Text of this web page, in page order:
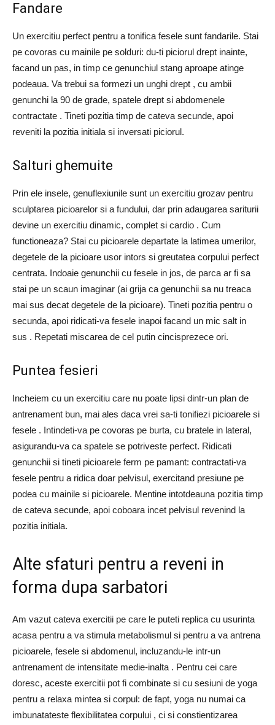
Fandare
Un exercitiu perfect pentru a tonifica fesele sunt fandarile. Stai
pe covoras cu mainile pe solduri: du-ti piciorul drept inainte,
facand un pas, in timp ce genunchiul stang aproape atinge
podeaua. Va trebui sa formezi un unghi drept , cu ambii
genunchi la 90 de grade, spatele drept si abdomenele
contractate . Tineti pozitia timp de cateva secunde, apoi
reveniti la pozitia initiala si inversati piciorul.
Salturi ghemuite
Prin ele insele, genuflexiunile sunt un exercitiu grozav pentru
sculptarea picioarelor si a fundului, dar prin adaugarea sariturii
devine un exercitiu dinamic, complet si cardio . Cum
functioneaza? Stai cu picioarele departate la latimea umerilor,
degetele de la picioare usor intors si greutatea corpului perfect
centrata. Indoaie genunchii cu fesele in jos, de parca ar fi sa
stai pe un scaun imaginar (ai grija ca genunchii sa nu treaca
mai sus decat degetele de la picioare). Tineti pozitia pentru o
secunda, apoi ridicati-va fesele inapoi facand un mic salt in
sus . Repetati miscarea de cel putin cincisprezece ori.
Puntea fesieri
Incheiem cu un exercitiu care nu poate lipsi dintr-un plan de
antrenament bun, mai ales daca vrei sa-ti tonifiezi picioarele si
fesele . Intindeti-va pe covoras pe burta, cu bratele in lateral,
asigurandu-va ca spatele se potriveste perfect. Ridicati
genunchii si tineti picioarele ferm pe pamant: contractati-va
fesele pentru a ridica doar pelvisul, exercitand presiune pe
podea cu mainile si picioarele. Mentine intotdeauna pozitia timp
de cateva secunde, apoi coboara incet pelvisul revenind la
pozitia initiala.
Alte sfaturi pentru a reveni in
forma dupa sarbatori
Am vazut cateva exercitii pe care le puteti replica cu usurinta
acasa pentru a va stimula metabolismul si pentru a va antrena
picioarele, fesele si abdomenul, incluzandu-le intr-un
antrenament de intensitate medie-inalta . Pentru cei care
doresc, aceste exercitii pot fi combinate si cu sesiuni de yoga
pentru a relaxa mintea si corpul: de fapt, yoga nu numai ca
imbunatateste flexibilitatea corpului , ci si constientizarea